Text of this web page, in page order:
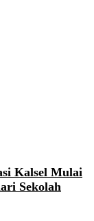
Kalsel Mulai
Sekolah